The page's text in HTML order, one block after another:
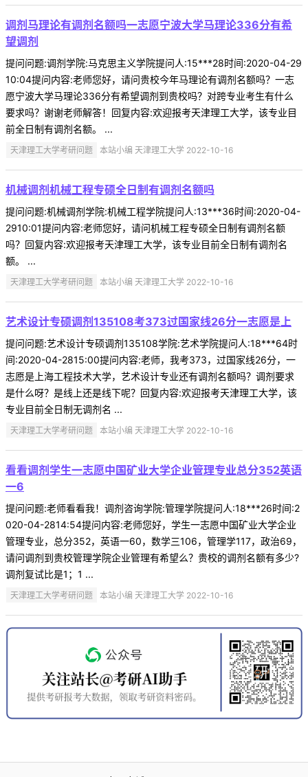
调剂马理论有调剂名额吗一志愿宁波大学马理论336分有希
望调剂
提问问题:调剂学院:马克思主义学院提问人:15***28时间:2020-04-29
10:04提问内容:老师您好，请问贵校今年马理论有调剂名额吗？一志
愿宁波大学马理论336分有希望调剂到贵校吗？对跨专业考生有什么
要求吗？谢谢老师解答！回复内容:欢迎报考天津理工大学，该专业目
前全日制有调剂名额。 ...
天津理工大学考研问题 本站小编 天津理工大学 2022-10-16
机械调剂机械工程专硕全日制有调剂名额吗
提问问题:机械调剂学院:机械工程学院提问人:13***36时间:2020-04-
2910:01提问内容:老师您好，请问机械工程专硕全日制有调剂名额
吗？回复内容:欢迎报考天津理工大学，该专业目前全日制有调剂名
额。 ...
天津理工大学考研问题 本站小编 天津理工大学 2022-10-16
艺术设计专硕调剂135108考373过国家线26分一志愿是上
提问问题:艺术设计专硕调剂135108学院:艺术学院提问人:18***64时
间:2020-04-2815:00提问内容:老师，我考373，过国家线26分，一
志愿是上海工程技术大学，艺术设计专业还有调剂名额吗？调剂要求
是什么呀？是线上还是线下呢？回复内容:欢迎报考天津理工大学，该
专业目前全日制无调剂名 ...
天津理工大学考研问题 本站小编 天津理工大学 2022-10-16
看看调剂学生一志愿中国矿业大学企业管理专业总分352英语
一6
提问问题:老师看看我！调剂咨询学院:管理学院提问人:18***26时间:2
020-04-2814:54提问内容:老师您好，学生一志愿中国矿业大学企业
管理专业，总分352，英语一60，数学三106，管理学117，政治69，
请问调剂到贵校管理学院企业管理有希望么？贵校的调剂名额有多少?
调剂复试比是1；1 ...
天津理工大学考研问题 本站小编 天津理工大学 2022-10-16